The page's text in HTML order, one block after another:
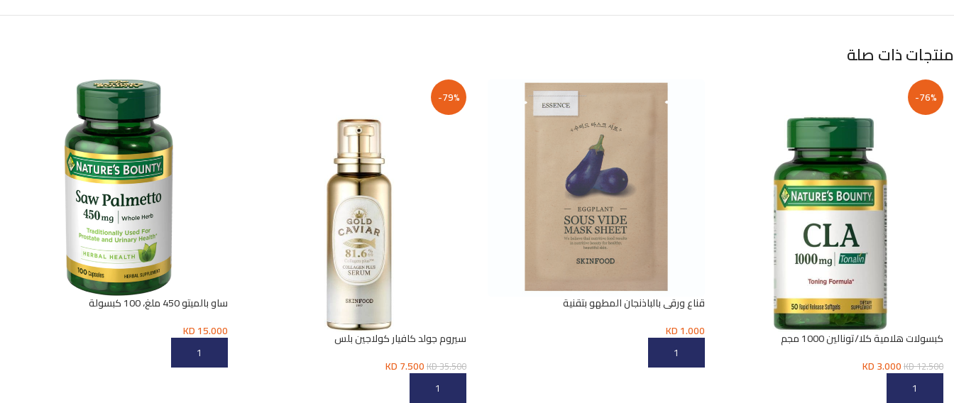
منتجات ذات صلة
-76%
كبسولات هلامية كلا/تونالين 1000 مجم
KD12.500
KD3.000
إضافة إلى السلة
قناع ورقي بالباذنجان المطهو بتقنية
KD1.000
إضافة إلى السلة
-79%
سيروم جولد كافيار كولاجين بلس
KD35.500
KD7.500
إضافة إلى السلة
ساو بالميتو 450 ملغ، 100 كبسولة
KD15.000
إضافة إلى السلة